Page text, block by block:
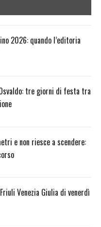
2026: quando l’editoria
tre giorni di festa tra
e non riesce a scendere:
Venezia Giulia di venerdì